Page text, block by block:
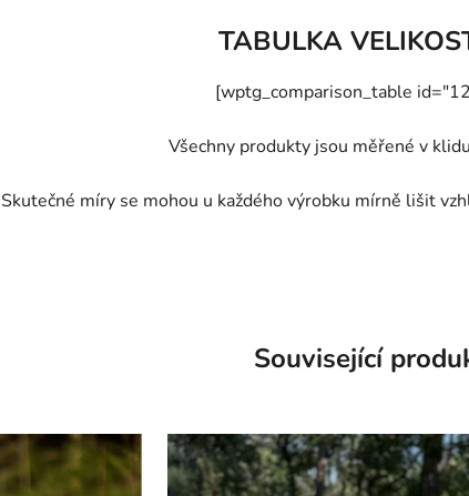
TABULKA
[wptg_comparison_table
Všechny produkty jsou měřené v
Skutečné míry se mohou u každého výrobku mírně lišit
Související